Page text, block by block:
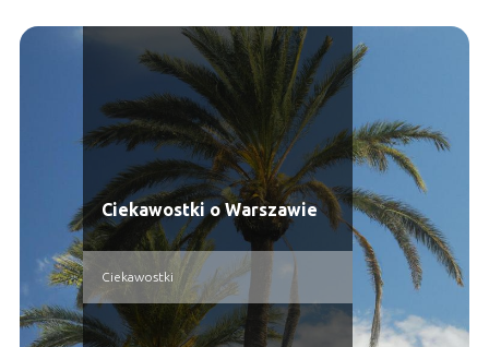
Ciekawostki o Warszawie
Ciekawostki